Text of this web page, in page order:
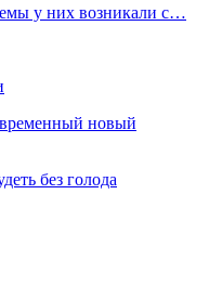
у них возникали с…
новый
без голода